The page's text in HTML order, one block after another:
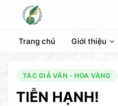
Trang chủ Giới thiệu
TÁC GIẢ VĂN - HOA VÀNG
TIỄN HẠNH!